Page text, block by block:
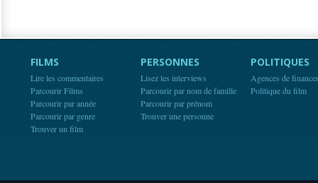
FILMS
Lire les commentaires
Parcourir Films
Parcourir par année
Parcourir par genre
Trouver un film
PERSONNES
Lisez les interviews
Parcourir par nom de famille
Parcourir par prénom
Trouver une personne
POLITIQUES
Agences de
Politique du film